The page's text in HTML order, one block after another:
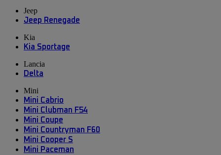
Jeep
Jeep Renegade
Kia
Kia Sportage
Lancia
Delta
Mini
Mini Cabrio
Mini Clubman F54
Mini Coupe
Mini Countryman F60
Mini Cooper S
Mini Paceman